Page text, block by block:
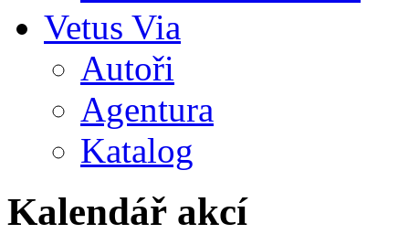
Vetus Via
Autoři
Agentura
Katalog
Kalendář akcí